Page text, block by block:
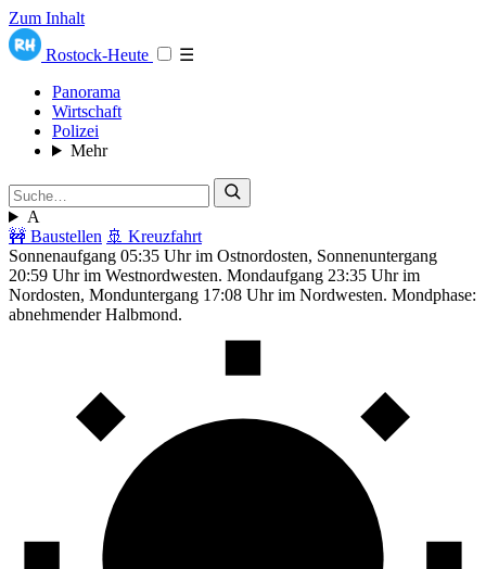
Zum Inhalt
Rostock-Heute
☰
Panorama
Wirtschaft
Polizei
Mehr
A
🚧 Baustellen 🚢 Kreuzfahrt
Sonnenaufgang 05:35 Uhr im Ostnordosten, Sonnenuntergang
20:59 Uhr im Westnordwesten. Mondaufgang 23:35 Uhr im
Nordosten, Monduntergang 17:08 Uhr im Nordwesten. Mondphase:
abnehmender Halbmond.